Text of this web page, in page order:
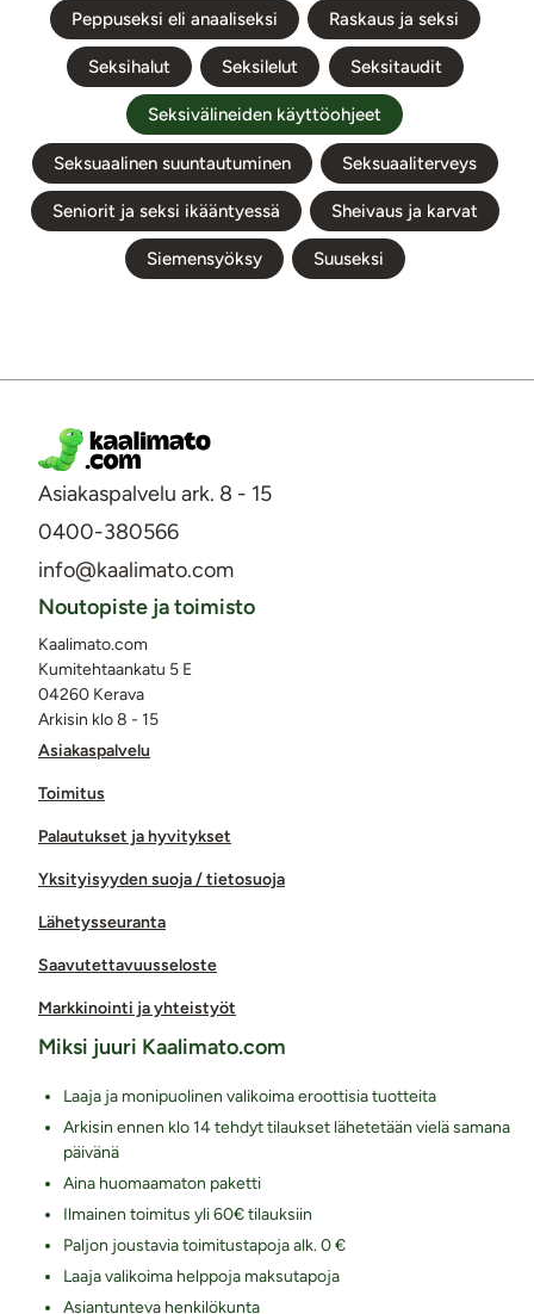
Peppuseksi eli anaaliseksi Raskaus ja seksi
Seksihalut Seksilelut Seksitaudit
Seksivälineiden käyttöohjeet
Seksuaalinen suuntautuminen Seksuaaliterveys
Seniorit ja seksi ikääntyessä Sheivaus ja karvat
Siemensyöksy Suuseksi
Asiakaspalvelu ark. 8 - 15
0400-380566
info@kaalimato.com
Asiakaspalvelu
Toimitus
Palautukset ja hyvitykset
Yksityisyyden suoja / tietosuoja
Lähetysseuranta
Saavutettavuusseloste
Markkinointi ja yhteistyöt
Noutopiste ja toimisto
Kaalimato.com
Kumitehtaankatu 5 E
04260 Kerava
Arkisin klo 8 - 15
Miksi juuri Kaalimato.com
Laaja ja monipuolinen valikoima eroottisia tuotteita
Arkisin ennen klo 14 tehdyt tilaukset lähetetään vielä samana
päivänä
Aina huomaamaton paketti
Ilmainen toimitus yli 60€ tilauksiin
Paljon joustavia toimitustapoja alk. 0 €
Laaja valikoima helppoja maksutapoja
Asiantunteva henkilökunta